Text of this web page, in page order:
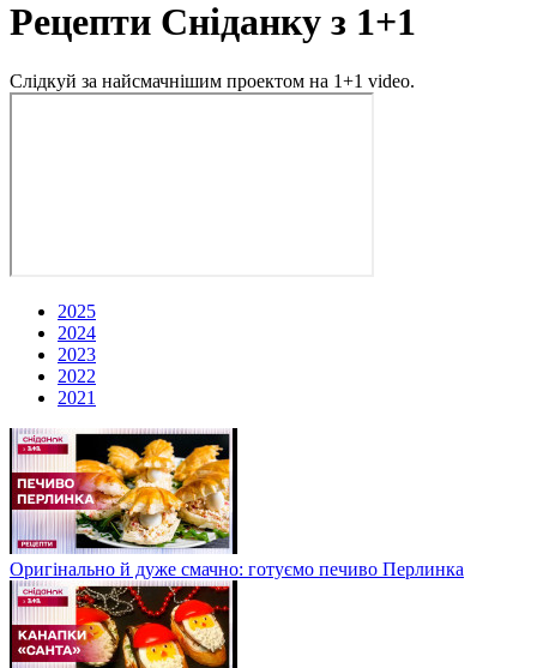
Рецепти Сніданку з 1+1
Слідкуй за найсмачнішим проектом на 1+1 video.
2025
2024
2023
2022
2021
Оригінально й дуже смачно: готуємо печиво Перлинка